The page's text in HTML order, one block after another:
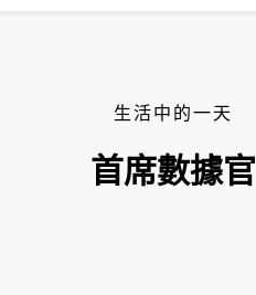
生活中的一天
首席數據官